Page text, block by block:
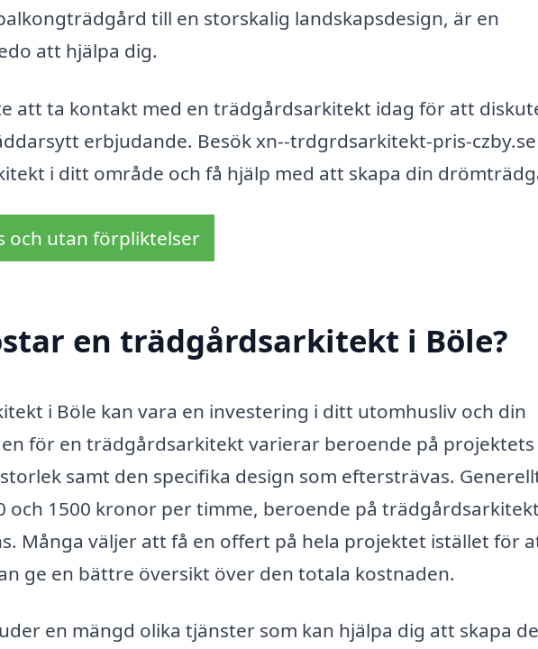
till en storskalig landskapsdesign, är en
att hjälpa dig.
att ta kontakt med en trädgårdsarkitekt idag för att
erbjudande. Besök xn--trdgrdsarkitekt-pris-
i ditt område och få hjälp med att skapa din
och utan förpliktelser
en trädgårdsarkitekt i Böle?
i Böle kan vara en investering i ditt utomhusliv och din
för en trädgårdsarkitekt varierar beroende på projektets
samt den specifika design som eftersträvas.
och 1500 kronor per timme, beroende på
Många väljer att få en offert på hela projektet istället för
ge en bättre översikt över den totala kostnaden.
en mängd olika tjänster som kan hjälpa dig att skapa